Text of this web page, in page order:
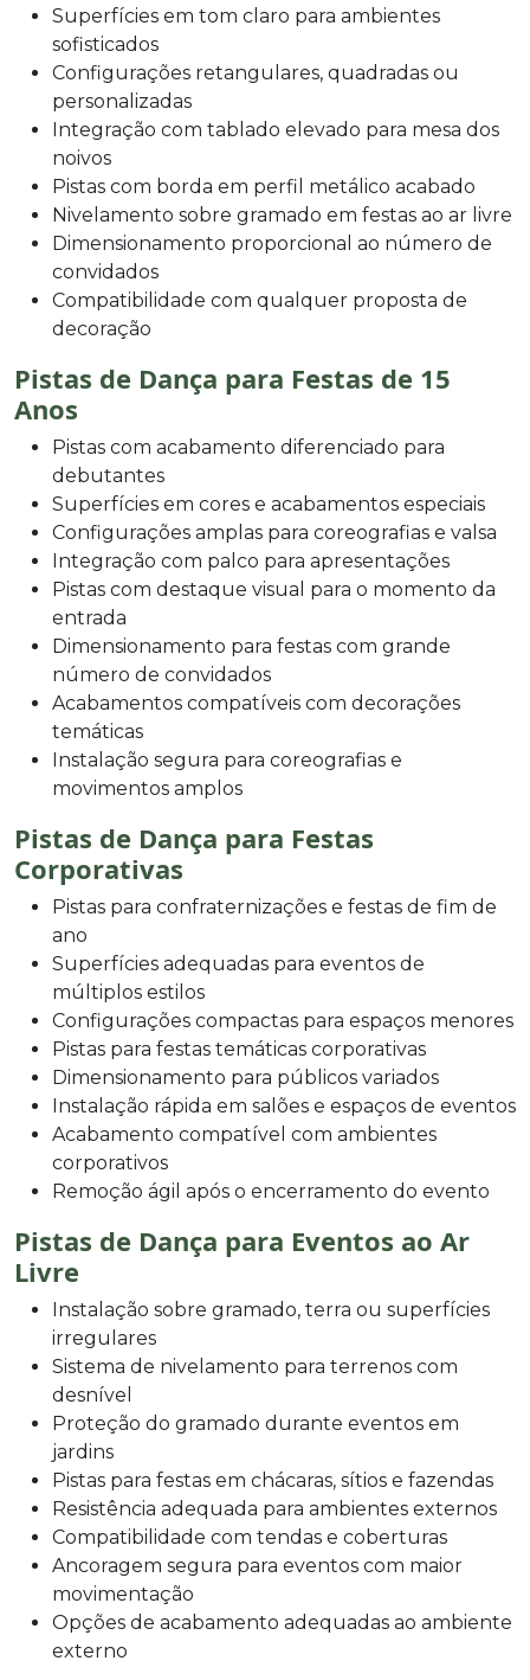
Superfícies em tom claro para ambientes
sofisticados
Configurações retangulares, quadradas ou
personalizadas
Integração com tablado elevado para mesa dos
noivos
Pistas com borda em perfil metálico acabado
Nivelamento sobre gramado em festas ao ar livre
Dimensionamento proporcional ao número de
convidados
Compatibilidade com qualquer proposta de
decoração
Pistas de Dança para Festas de 15
Anos
Pistas com acabamento diferenciado para
debutantes
Superfícies em cores e acabamentos especiais
Configurações amplas para coreografias e valsa
Integração com palco para apresentações
Pistas com destaque visual para o momento da
entrada
Dimensionamento para festas com grande
número de convidados
Acabamentos compatíveis com decorações
temáticas
Instalação segura para coreografias e
movimentos amplos
Pistas de Dança para Festas
Corporativas
Pistas para confraternizações e festas de fim de
ano
Superfícies adequadas para eventos de
múltiplos estilos
Configurações compactas para espaços menores
Pistas para festas temáticas corporativas
Dimensionamento para públicos variados
Instalação rápida em salões e espaços de eventos
Acabamento compatível com ambientes
corporativos
Remoção ágil após o encerramento do evento
Pistas de Dança para Eventos ao Ar
Livre
Instalação sobre gramado, terra ou superfícies
irregulares
Sistema de nivelamento para terrenos com
desnível
Proteção do gramado durante eventos em
jardins
Pistas para festas em chácaras, sítios e fazendas
Resistência adequada para ambientes externos
Compatibilidade com tendas e coberturas
Ancoragem segura para eventos com maior
movimentação
Opções de acabamento adequadas ao ambiente
externo